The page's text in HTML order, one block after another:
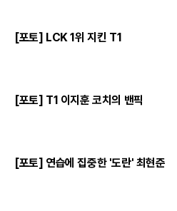
[포토] LCK 1위 지킨 T1
[포토] T1 이지훈 코치의 밴픽
[포토] 연습에 집중한 '도란' 최현준